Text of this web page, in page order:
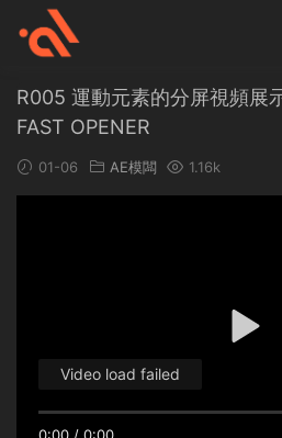
R005 運動元素的分屏視頻展
FAST OPENER
01-06 AE模闆 1.16k
Video load failed